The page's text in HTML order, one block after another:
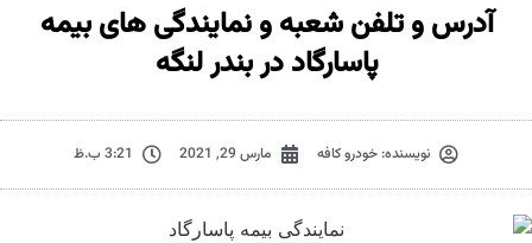
آدرس و تلفن شعبه و نمایندگی های بیمه
پاسارگاد در بندر لنگه
نویسنده:خودرو کافه مارس 29, 2021 3:21 ب.ظ